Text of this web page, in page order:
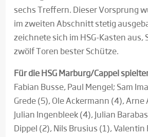
sechs Treffern. Dieser Vorsprung
im zweiten Abschnitt stetig
zeichnete sich im HSG-Kasten aus,
zwölf Toren bester Schütze.
Für die HSG Marburg/Cappel
Fabian Busse, Paul Mengel; Sam
Grede (5), Ole Ackermann (4),
Julian Ingenbleek (4), Julian
Dippel (2), Nils Brusius (1), Valentin